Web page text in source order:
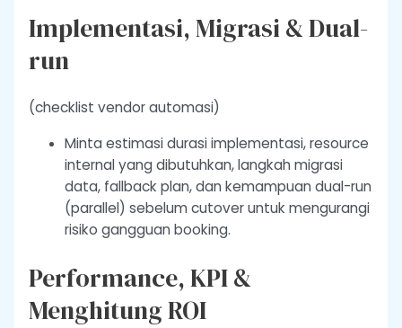
Implementasi, Migrasi & Dual-
run
(checklist vendor automasi)
Minta estimasi durasi implementasi, resource
internal yang dibutuhkan, langkah migrasi
data, fallback plan, dan kemampuan dual-run
(parallel) sebelum cutover untuk mengurangi
risiko gangguan booking.
Performance, KPI &
Menghitung ROI